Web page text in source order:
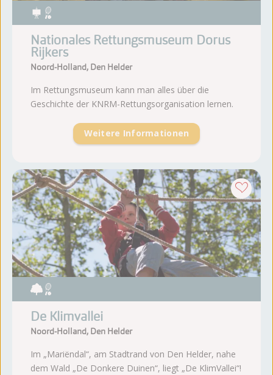
Nationales Rettungsmuseum Dorus
Rijkers
Noord-Holland, Den Helder
Im Rettungsmuseum kann man alles über die
Geschichte der KNRM-Rettungsorganisation lernen.
Weitere Informationen
De Klimvallei
Noord-Holland, Den Helder
Im „Mariëndal“, am Stadtrand von Den Helder, nahe
dem Wald „De Donkere Duinen“, liegt „De KlimVallei“!